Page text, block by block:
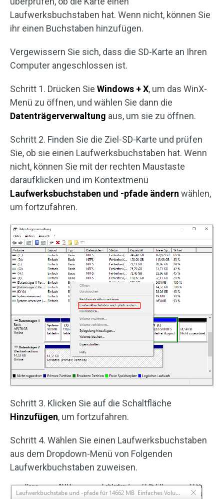
Laufwerksbuchstaben hat. Wenn nicht, können Sie
ihr einen Buchstaben hinzufügen.
Vergewissern Sie sich, dass die SD-Karte an Ihren
Computer angeschlossen ist.
Schritt 1. Drücken Sie Windows + X, um das WinX-
Menü zu öffnen, und wählen Sie dann die
Datenträgerverwaltung aus, um sie zu öffnen.
Schritt 2. Finden Sie die Ziel-SD-Karte und prüfen
Sie, ob sie einen Laufwerksbuchstaben hat. Wenn
nicht, können Sie mit der rechten Maustaste
daraufklicken und im Kontextmenü
Laufwerksbuchstaben und -pfade ändern wählen,
um fortzufahren.
Schritt 3. Klicken Sie auf die Schaltfläche
Hinzufügen, um fortzufahren.
Schritt 4. Wählen Sie einen Laufwerksbuchstaben
aus dem Dropdown-Menü von Folgenden
Laufwerkbuchstaben zuweisen.